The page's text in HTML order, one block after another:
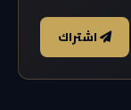
اشتراك